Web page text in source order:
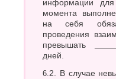
информации для
момента
на себя
проведения
превышать
дней.
6.2. В случае невыполнения обязательств